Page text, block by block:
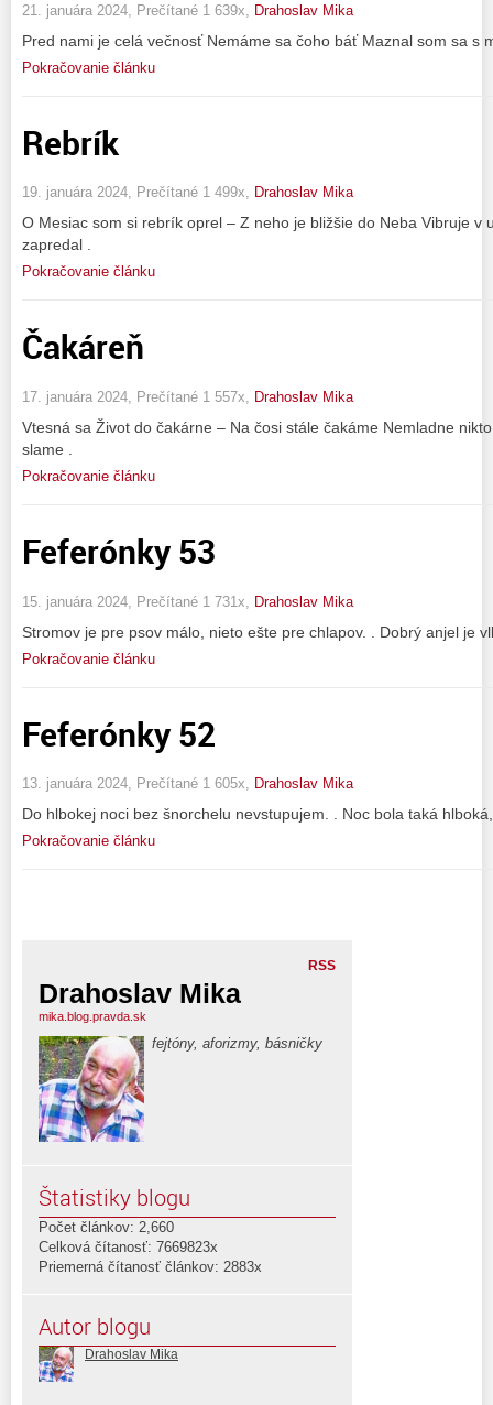
21. januára 2024, Prečítané 1 639x, Drahoslav Mika
Pred nami je celá večnosť Nemáme sa čoho báť Maznal som sa s
Pokračovanie článku
Rebrík
19. januára 2024, Prečítané 1 499x, Drahoslav Mika
O Mesiac som si rebrík oprel – Z neho je bližšie do Neba Vibruje v
zapredal .
Pokračovanie článku
Čakáreň
17. januára 2024, Prečítané 1 557x, Drahoslav Mika
Vtesná sa Život do čakárne – Na čosi stále čakáme Nemladne
slame .
Pokračovanie článku
Feferónky 53
15. januára 2024, Prečítané 1 731x, Drahoslav Mika
Stromov je pre psov málo, nieto ešte pre chlapov. . Dobrý anjel je
Pokračovanie článku
Feferónky 52
13. januára 2024, Prečítané 1 605x, Drahoslav Mika
Do hlbokej noci bez šnorchelu nevstupujem. . Noc bola taká
Pokračovanie článku
RSS
Drahoslav Mika
mika.blog.pravda.sk
fejtóny, aforizmy, básničky
Štatistiky blogu
Počet článkov: 2,660
Celková čítanosť: 7669823x
Priemerná čítanosť článkov: 2883x
Autor blogu
Drahoslav Mika